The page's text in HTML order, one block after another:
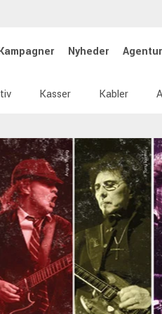
Nyheder
Kasser Kabler